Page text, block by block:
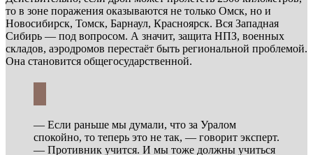
то в зоне поражения оказываются не только Омск, но и
Новосибирск, Томск, Барнаул, Красноярск. Вся Западная
Сибирь — под вопросом. А значит, защита НПЗ, военных
складов, аэродромов перестаёт быть региональной проблемой.
Она становится общегосударственной.
— Если раньше мы думали, что за Уралом
спокойно, то теперь это не так, — говорит эксперт.
— Противник учится. И мы тоже должны учиться